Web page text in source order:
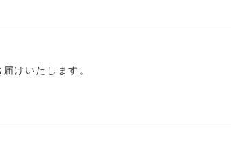
けいたします。